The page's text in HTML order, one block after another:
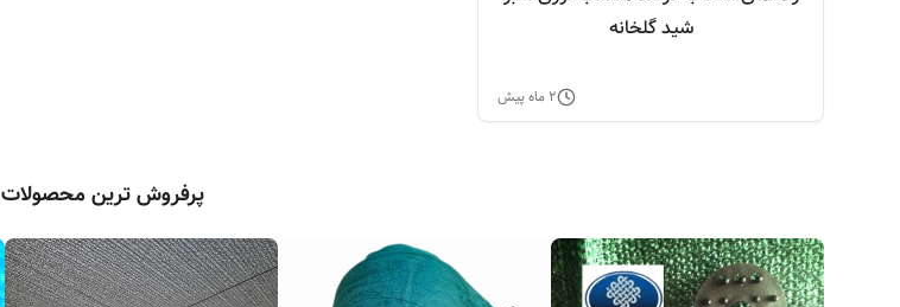
شید گلخانه
۲ ماه پیش
پرفروش ترین محصولات